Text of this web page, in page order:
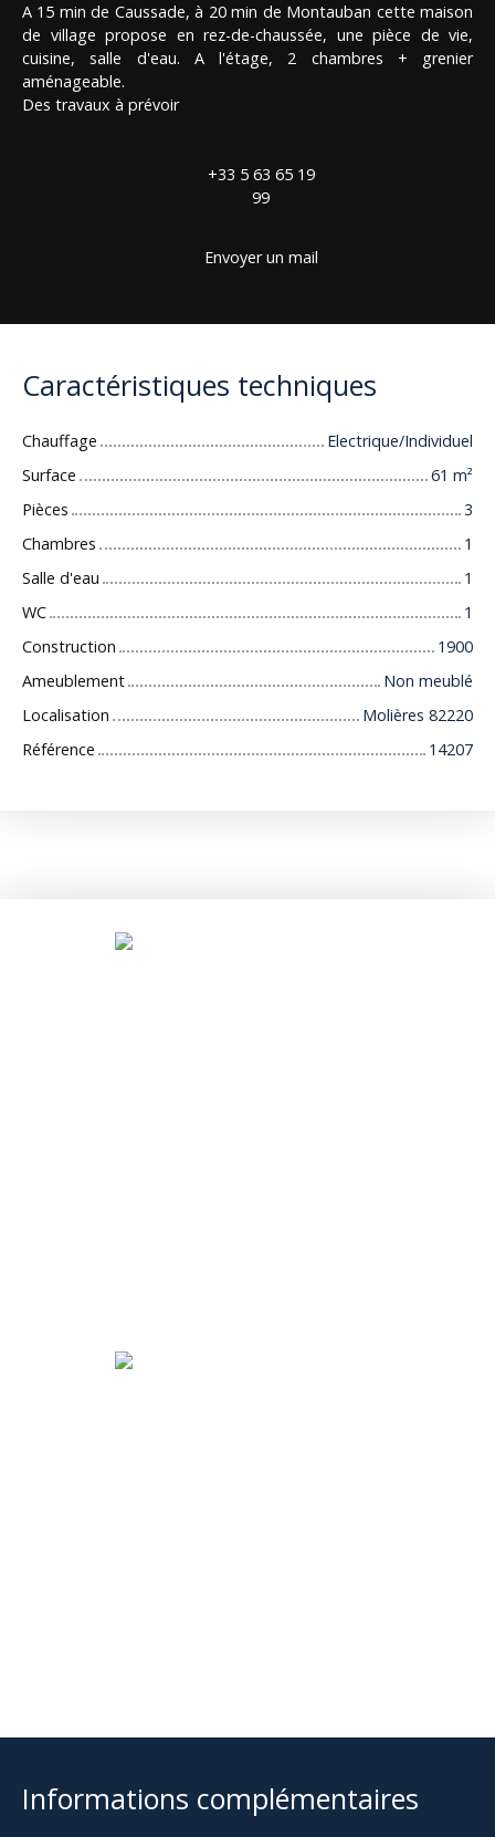
A 15 min de Caussade, à 20 min de Montauban cette maison
de village propose en rez-de-chaussée, une pièce de vie,
cuisine, salle d'eau. A l'étage, 2 chambres + grenier
aménageable.
Des travaux à prévoir
+33 5 63 65 19
99
Envoyer un mail
Caractéristiques techniques
Chauffage
Electrique/Individuel
Surface
61 m²
Pièces
3
Chambres
1
Salle d'eau
1
WC
1
Construction
1900
Ameublement
Non meublé
Localisation
Molières 82220
Référence
14207
Informations complémentaires